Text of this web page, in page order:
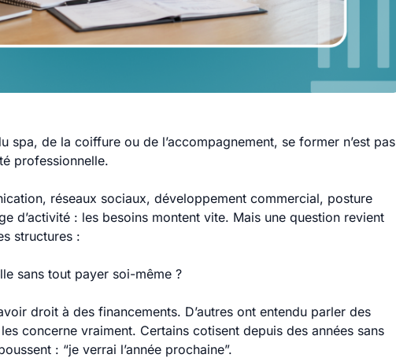
spa, de la coiffure ou de l’accompagnement, se former n’est pas
professionnelle.
réseaux sociaux, développement commercial, posture
d’activité : les besoins montent vite. Mais une question revient
structures :
sans tout payer soi-même ?
droit à des financements. D’autres ont entendu parler des
concerne vraiment. Certains cotisent depuis des années sans
: “je verrai l’année prochaine”.